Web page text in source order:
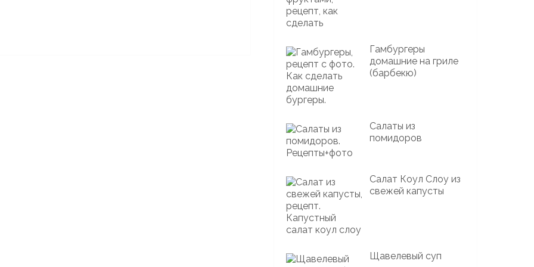
Гамбургеры
домашние на гриле
(барбекю)
Салаты из
помидоров
Салат Коул Слоу из
свежей капусты
Щавелевый суп